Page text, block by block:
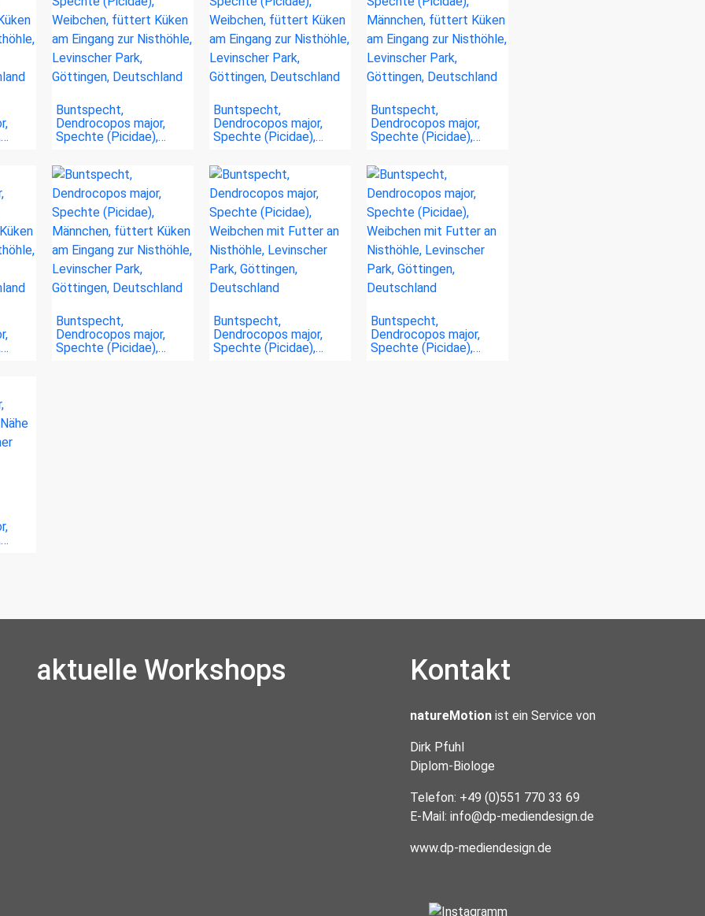
Buntspecht,
Dendrocopos major,
Spechte (Picidae),…
Buntspecht,
Dendrocopos major,
Spechte (Picidae),…
Buntspecht,
Dendrocopos major,
Spechte (Picidae),…
Buntspecht,
Dendrocopos major,
Spechte (Picidae),…
Buntspecht,
Dendrocopos major,
Spechte (Picidae),…
Buntspecht,
Dendrocopos major,
Spechte (Picidae),…
aktuelle Workshops Kontakt
natureMotion ist ein Service von
Dirk Pfuhl
Diplom-Biologe
Telefon: +49 (0)551 770 33 69
E-Mail: info@dp-mediendesign.de
www.dp-mediendesign.de